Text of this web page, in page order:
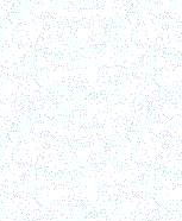
и
–